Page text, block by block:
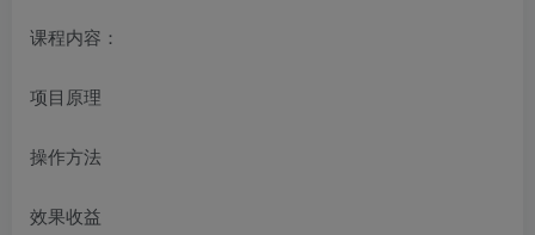
课程内容：
项目原理
操作方法
效果收益